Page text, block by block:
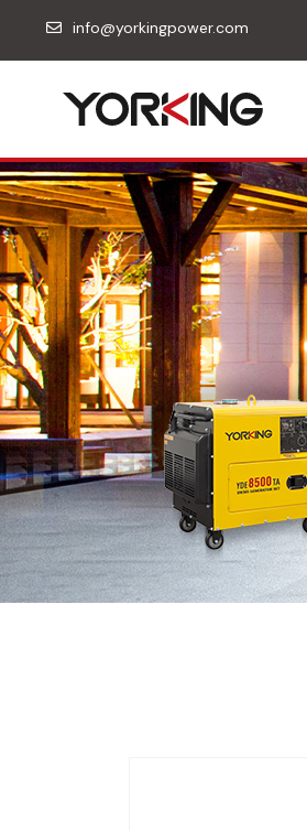
info@yorkingpower.com